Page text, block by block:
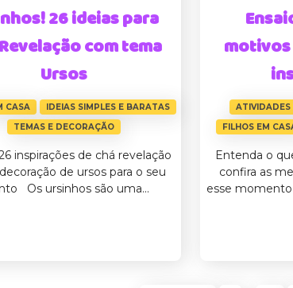
26 ideias para
com tema
Ursos
CASA
IDEIAS SIMPLES E BARATAS
TEMAS E DECORAÇÃO
inspirações de chá revelação
de ursos para o seu
Os ursinhos são uma...
motivos
ATIVIDADES
FILHOS EM
Entenda o
confira as
esse